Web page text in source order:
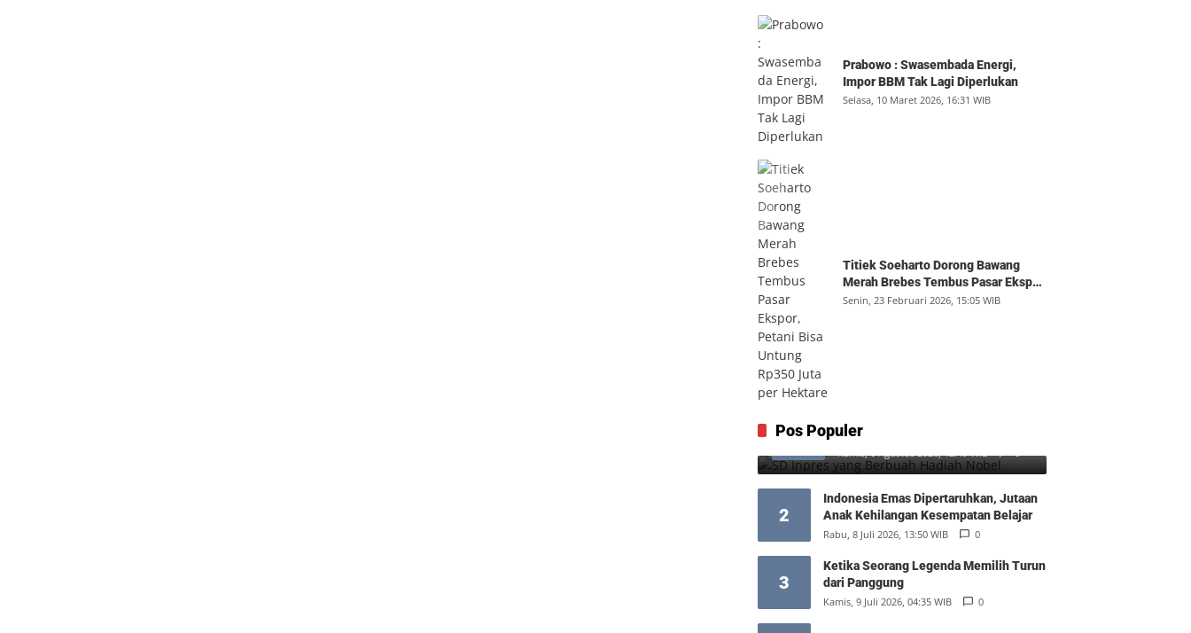
Prabowo : Swasembada Energi,
Impor BBM Tak Lagi Diperlukan
Selasa, 10 Maret 2026, 16:31 WIB
Titiek Soeharto Dorong Bawang
Merah Brebes Tembus Pasar Ekspor,
Petani Bisa Untung Rp350 Juta per
Senin, 23 Februari 2026, 15:05 WIB
Pos Populer
1
Nobel
Kamis, 6 Agustus 2026, 12:49 WIB 0
2
Indonesia Emas Dipertaruhkan, Jutaan
Anak Kehilangan Kesempatan Belajar
Rabu, 8 Juli 2026, 13:50 WIB 0
3
Ketika Seorang Legenda Memilih Turun
dari Panggung
Kamis, 9 Juli 2026, 04:35 WIB 0